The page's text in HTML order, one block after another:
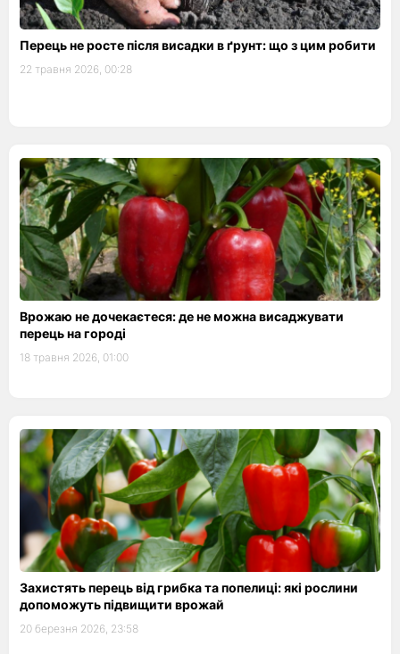
Перець не росте після висадки в ґрунт: що з цим робити
22 травня 2026, 00:28
Врожаю не дочекаєтеся: де не можна висаджувати
перець на городі
18 травня 2026, 01:00
Захистять перець від грибка та попелиці: які рослини
допоможуть підвищити врожай
20 березня 2026, 23:58